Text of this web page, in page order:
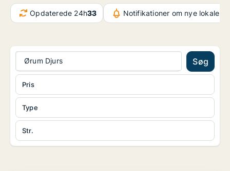
Opdaterede 24h33 Notifikationer om nye lokaler
Ørum Djurs Søg
Type
Str.
Pris